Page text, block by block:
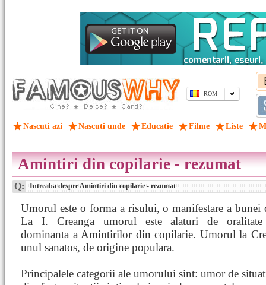
ROM
Nascuti azi Nascuti unde Educatie Filme Liste
Amintiri din copilarie - rezumat
Q: Intreaba despre Amintiri din copilarie - rezumat
Umorul este o forma a risului, o manifestare a bunei
La I. Creanga umorul este alaturi de oralitate
dominanta a Amintirilor din copilarie. Umorul la
unul sanatos, de origine populara.
Principalele categorii ale umorului sint: umor de